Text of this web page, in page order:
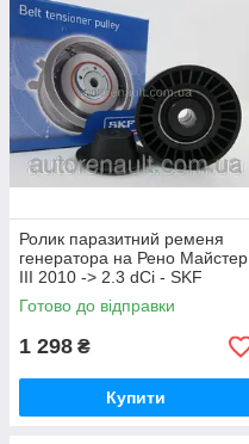
Ролик паразитний ременя
генератора на Рено Майстер
III 2010 -> 2.3 dCi - SKF
(Швеція) VKM36087
Готово до відправки
1 298 ₴
Купити